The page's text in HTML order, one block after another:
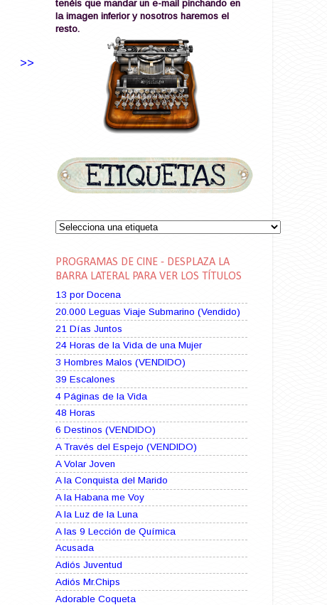
>>
tenéis que mandar un e-mail pinchando en
la imagen inferior y nosotros haremos el
resto.
PROGRAMAS DE CINE - DESPLAZA LA
BARRA LATERAL PARA VER LOS TÍTULOS
13 por Docena
20.000 Leguas Viaje Submarino (Vendido)
21 Días Juntos
24 Horas de la Vida de una Mujer
3 Hombres Malos (VENDIDO)
39 Escalones
4 Páginas de la Vida
48 Horas
6 Destinos (VENDIDO)
A Través del Espejo (VENDIDO)
A Volar Joven
A la Conquista del Marido
A la Habana me Voy
A la Luz de la Luna
A las 9 Lección de Química
Acusada
Adiós Juventud
Adiós Mr.Chips
Adorable Coqueta